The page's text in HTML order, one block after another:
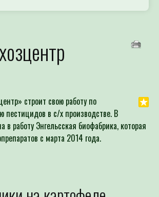
строит свою работу по
пестицидов в с/х производстве. В
в работу Энгельсская биофабрика, которая
с марта 2014 года.